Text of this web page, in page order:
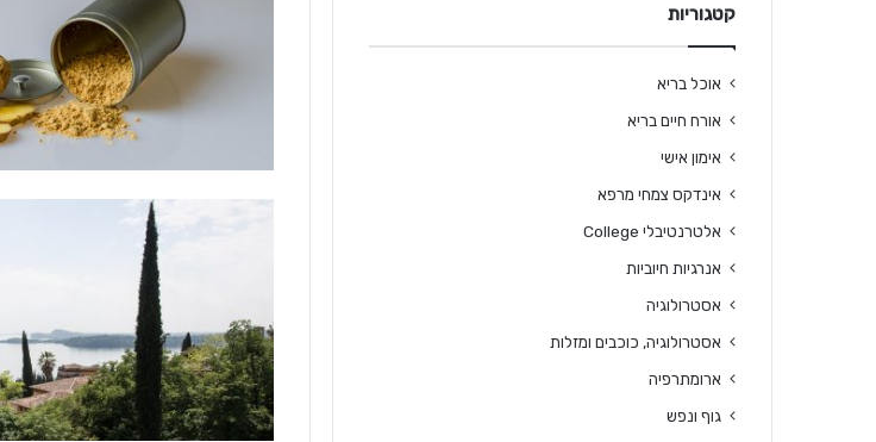
קטגוריות
אוכל בריא
אורח חיים בריא
אימון אישי
אינדקס צמחי מרפא
אלטרנטיבלי College
אנרגיות חיוביות
אסטרולוגיה
אסטרולוגיה, כוכבים ומזלות
ארומתרפיה
גוף ונפש